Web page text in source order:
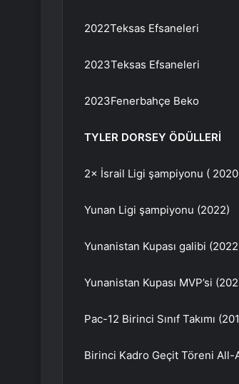
2022Teksas Efsaneleri
2023Teksas Efsaneleri
2023Fenerbahçe Beko
TYLER DORSEY ÖDÜLLERİ
2× İsrail Ligi şampiyonu ( 2020
Yunan Ligi şampiyonu (2022)
Yunanistan Kupası galibi
Yunanistan Kupası MVP’si
Pac-12 Birinci Sınıf Takımı
Birinci Kadro Geçit Töreni All-